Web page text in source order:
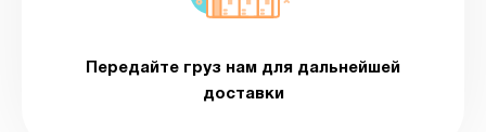
Передайте груз нам для дальнейшей
доставки